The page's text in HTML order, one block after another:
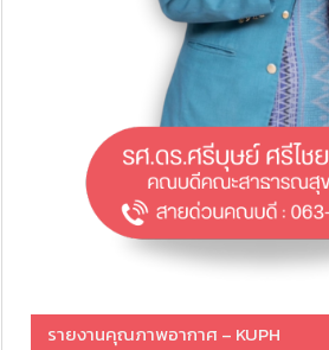
รายงานคุณภาพอากาศ – KUPH